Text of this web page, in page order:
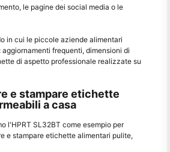
le pagine dei social media o le
in cui le piccole aziende alimentari
frequenti, dimensioni di
di aspetto professionale realizzate su
e stampare etichette
a casa
l'HPRT SL32BT come esempio per
e stampare etichette alimentari pulite,